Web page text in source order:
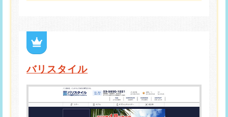
バリスタイル